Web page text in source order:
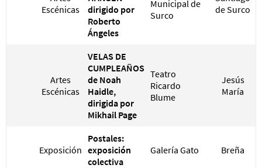
Escénicas
dirigido por
Roberto
Ángeles
Municipal de
Surco
de Surco
Artes
Escénicas
VELAS DE
CUMPLEAÑOS
de Noah
Haidle,
dirigida por
Mikhail Page
Teatro
Ricardo
Blume
Jesús
María
Exposición
Postales:
exposición
colectiva
Galería Gato Breña